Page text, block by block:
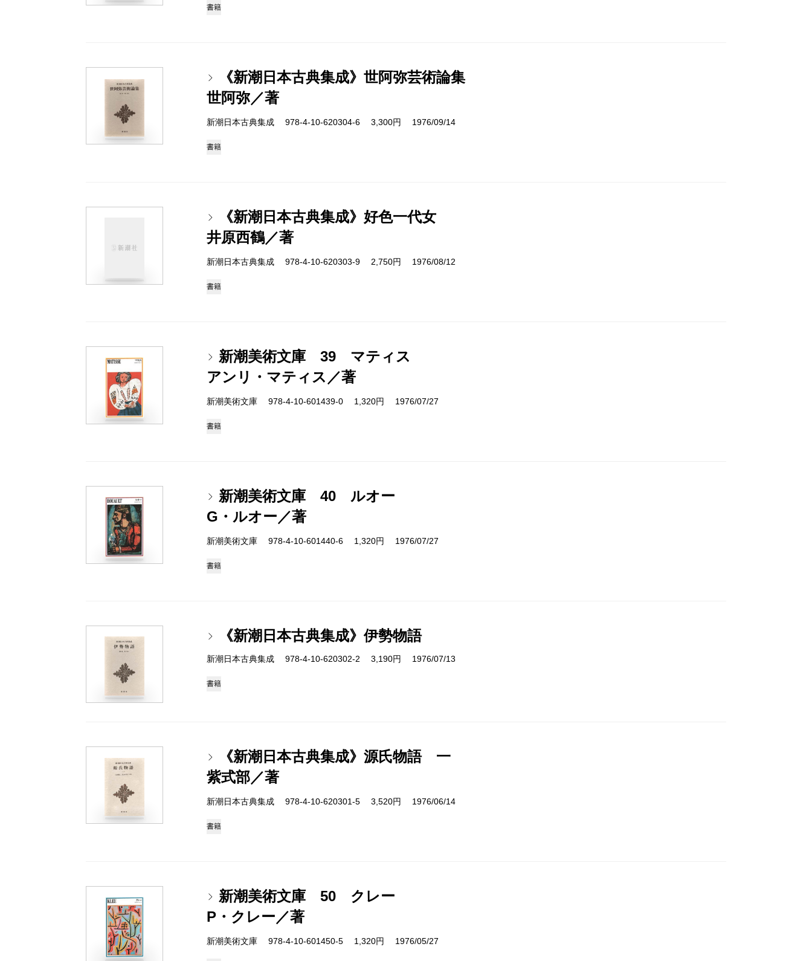
書籍
《新潮日本古典集成》世阿弥芸術論集
世阿弥／著
新潮日本古典集成 978-4-10-620304-6 3,300円 1976/09/14
書籍
《新潮日本古典集成》好色一代女
井原西鶴／著
新潮日本古典集成 978-4-10-620303-9 2,750円 1976/08/12
書籍
新潮美術文庫 39 マティス
アンリ・マティス／著
新潮美術文庫 978-4-10-601439-0 1,320円 1976/07/27
書籍
新潮美術文庫 40 ルオー
G・ルオー／著
新潮美術文庫 978-4-10-601440-6 1,320円 1976/07/27
書籍
《新潮日本古典集成》伊勢物語
新潮日本古典集成 978-4-10-620302-2 3,190円 1976/07/13
書籍
《新潮日本古典集成》源氏物語 一
紫式部／著
新潮日本古典集成 978-4-10-620301-5 3,520円 1976/06/14
書籍
新潮美術文庫 50 クレー
P・クレー／著
新潮美術文庫 978-4-10-601450-5 1,320円 1976/05/27